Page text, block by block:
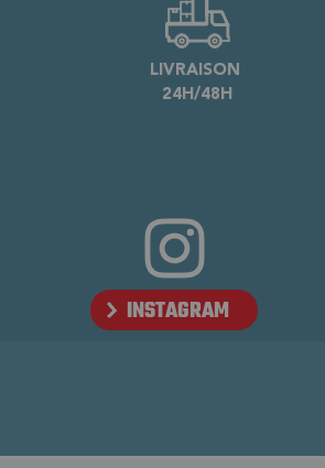
LIVRAISON
24H/48H
INSTAGRAM